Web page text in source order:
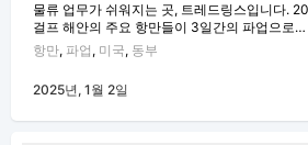
물류 업무가 쉬워지는 곳, 트레드링스입니다.
걸프 해안의 주요 항만들이 3일간의 파업으로…
항만, 파업 , 미국, 동부
2025년, 1월 2일